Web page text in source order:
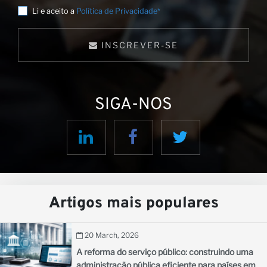
Li e aceito a Política de Privacidade*
INSCREVER-SE
SIGA-NOS
Artigos mais populares
20 March, 2026
A reforma do serviço público: construindo uma